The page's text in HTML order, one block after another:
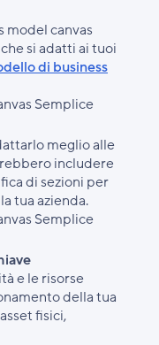
model canvas
si adatti ai tuoi
di business
meglio alle
includere
di sezioni per
tua azienda.
e le risorse
della tua
fisici,